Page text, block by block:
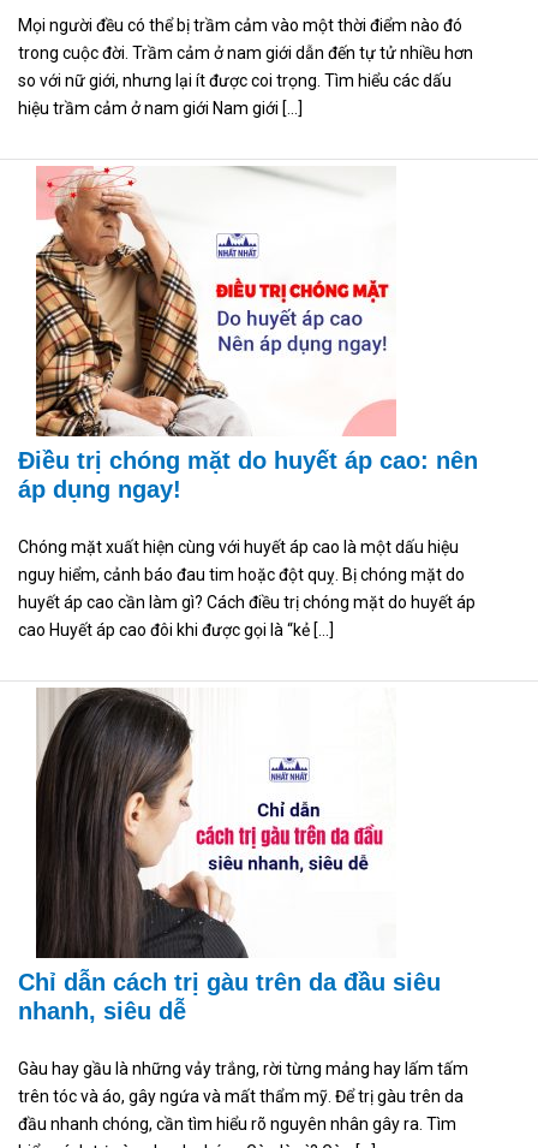
Mọi người đều có thể bị trầm cảm vào một thời điểm nào đó
trong cuộc đời. Trầm cảm ở nam giới dẫn đến tự tử nhiều hơn
so với nữ giới, nhưng lại ít được coi trọng. Tìm hiểu các dấu
hiệu trầm cảm ở nam giới Nam giới […]
Điều trị chóng mặt do huyết áp cao: nên
áp dụng ngay!
Chóng mặt xuất hiện cùng với huyết áp cao là một dấu hiệu
nguy hiểm, cảnh báo đau tim hoặc đột quỵ. Bị chóng mặt do
huyết áp cao cần làm gì? Cách điều trị chóng mặt do huyết áp
cao Huyết áp cao đôi khi được gọi là “kẻ […]
Chỉ dẫn cách trị gàu trên da đầu siêu
nhanh, siêu dễ
Gàu hay gầu là những vảy trắng, rời từng mảng hay lấm tấm
trên tóc và áo, gây ngứa và mất thẩm mỹ. Để trị gàu trên da
đầu nhanh chóng, cần tìm hiểu rõ nguyên nhân gây ra. Tìm